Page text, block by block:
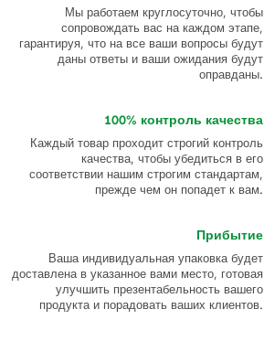
Мы работаем круглосуточно, чтобы
сопровождать вас на каждом этапе,
гарантируя, что на все ваши вопросы будут
даны ответы и ваши ожидания будут
оправданы.
100% контроль качества
Каждый товар проходит строгий контроль
качества, чтобы убедиться в его
соответствии нашим строгим стандартам,
прежде чем он попадет к вам.
Прибытие
Ваша индивидуальная упаковка будет
доставлена ​​в указанное вами место, готовая
улучшить презентабельность вашего
продукта и порадовать ваших клиентов.